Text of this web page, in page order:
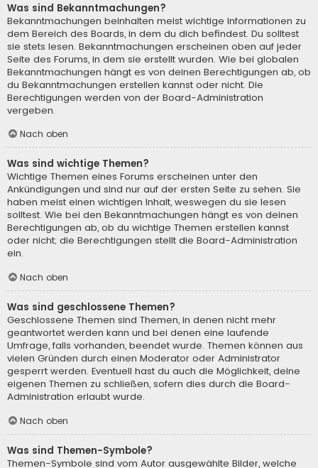
Was sind Bekanntmachungen?
Bekanntmachungen beinhalten meist wichtige Informationen zu
dem Bereich des Boards, in dem du dich befindest. Du solltest
sie stets lesen. Bekanntmachungen erscheinen oben auf jeder
Seite des Forums, in dem sie erstellt wurden. Wie bei globalen
Bekanntmachungen hängt es von deinen Berechtigungen ab, ob
du Bekanntmachungen erstellen kannst oder nicht. Die
Berechtigungen werden von der Board-Administration
vergeben.
Nach oben
Was sind wichtige Themen?
Wichtige Themen eines Forums erscheinen unter den
Ankündigungen und sind nur auf der ersten Seite zu sehen. Sie
haben meist einen wichtigen Inhalt, weswegen du sie lesen
solltest. Wie bei den Bekanntmachungen hängt es von deinen
Berechtigungen ab, ob du wichtige Themen erstellen kannst
oder nicht; die Berechtigungen stellt die Board-Administration
ein.
Nach oben
Was sind geschlossene Themen?
Geschlossene Themen sind Themen, in denen nicht mehr
geantwortet werden kann und bei denen eine laufende
Umfrage, falls vorhanden, beendet wurde. Themen können aus
vielen Gründen durch einen Moderator oder Administrator
gesperrt werden. Eventuell hast du auch die Möglichkeit, deine
eigenen Themen zu schließen, sofern dies durch die Board-
Administration erlaubt wurde.
Nach oben
Was sind Themen-Symbole?
Themen-Symbole sind vom Autor ausgewählte Bilder, welche